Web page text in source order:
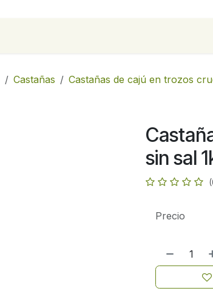
Castañas
Castañas de cajú en trozos
sin sal
Precio